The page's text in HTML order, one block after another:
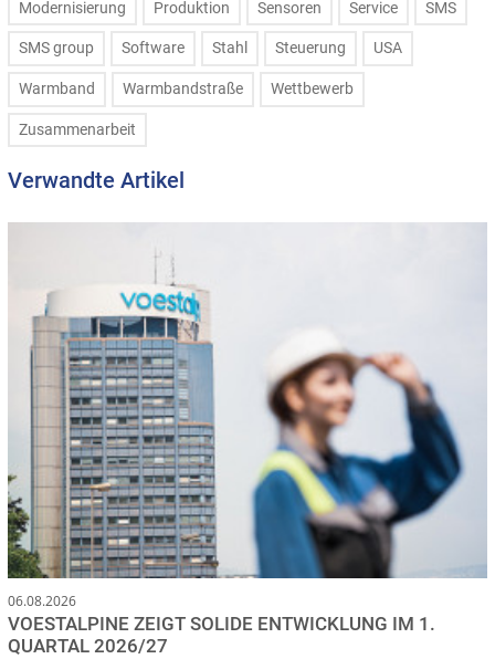
Modernisierung Produktion Sensoren Service SMS
SMS group Software Stahl Steuerung USA
Warmband Warmbandstraße Wettbewerb
Zusammenarbeit
Verwandte Artikel
06.08.2026
VOESTALPINE ZEIGT SOLIDE ENTWICKLUNG IM 1.
QUARTAL 2026/27